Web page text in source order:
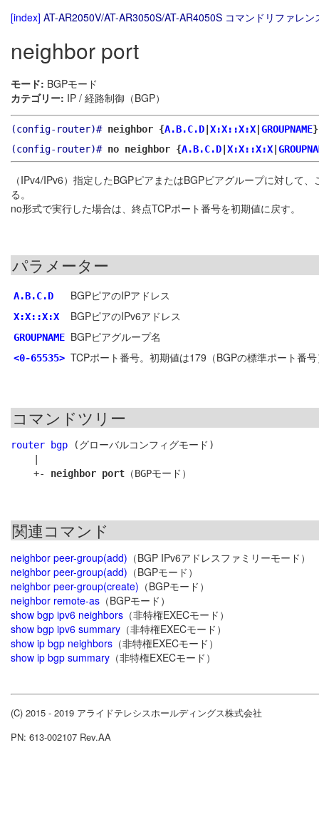
[index] AT-AR2050V/AT-AR3050S/AT-AR4050S コマンドリファレン
neighbor port
モード: BGPモード
カテゴリー: IP / 経路制御（BGP）
(config-router)# neighbor {A.B.C.D X:X::X:X GROUPNAME
(config-router)# no neighbor {A.B.C.D X:X::X:X
（IPv4/IPv6）指定したBGPピアまたはBGPピアグループに対して
る。
no形式で実行した場合は、終点TCPポート番号を初期値に戻す。
パラメーター
A.B.C.D BGPピアのIPアドレス
X:X::X:X BGPピアのIPv6アドレス
GROUPNAME BGPピアグループ名
<0-65535> TCPポート番号。初期値は179（BGPの標準ポート番
コマンドツリー
router bgp (グローバルコンフィグモード)
    +-
neighbor port
関連コマンド
neighbor peer-group(add) （BGP IPv6アドレスファミリーモード）
neighbor peer-group(add) （BGPモード）
neighbor peer-group(create) （BGPモード）
neighbor remote-as （BGPモード）
show bgp ipv6 neighbors （非特権EXECモード）
show bgp ipv6 summary （非特権EXECモード）
show ip bgp neighbors （非特権EXECモード）
show ip bgp summary （非特権EXECモード）
(C) 2015 - 2019 アライドテレシスホールディングス株式会社
PN: 613-002107 Rev.AA